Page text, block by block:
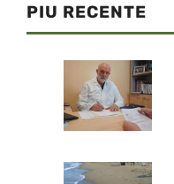
PIU RECENTE